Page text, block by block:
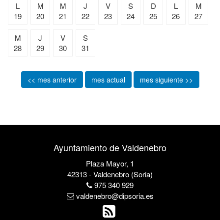
L
19
M
20
M
21
J
22
V
23
S
24
D
25
L
26
M
27
M
28
J
29
V
30
S
31
<< mes anterior mes actual mes siguiente >>
Ayuntamiento de Valdenebro
Plaza Mayor, 1
42313 - Valdenebro (Soria)
975 340 929
valdenebro@dipsoria.es